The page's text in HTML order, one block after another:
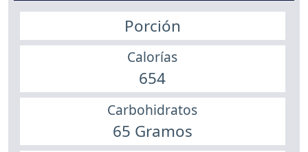
Porción
Calorías
654
Carbohidratos
65 Gramos